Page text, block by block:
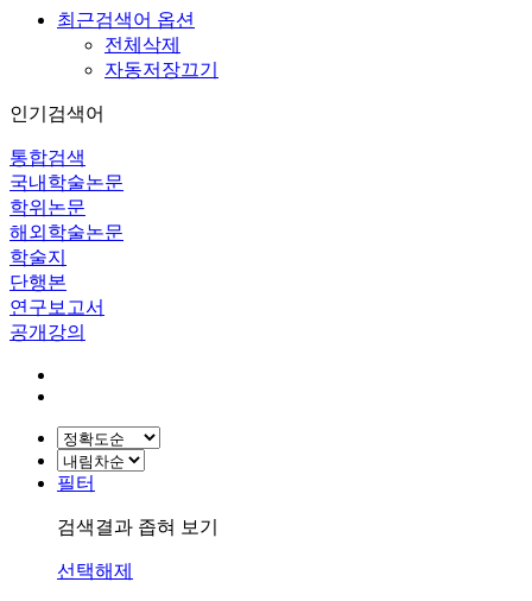
최근검색어 옵션
전체삭제
자동저장끄기
인기검색어
통합검색
국내학술논문
학위논문
해외학술논문
학술지
단행본
연구보고서
공개강의
필터
검색결과 좁혀 보기
선택해제